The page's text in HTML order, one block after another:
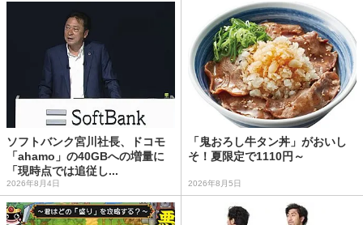
ソフトバンク宮川社長、ドコモ
「ahamo」の40GBへの増量に
「現時点では追従し...
2026年8月4日
「鬼おろし牛タン丼」がおいし
そ！夏限定で1110円～
2026年8月5日